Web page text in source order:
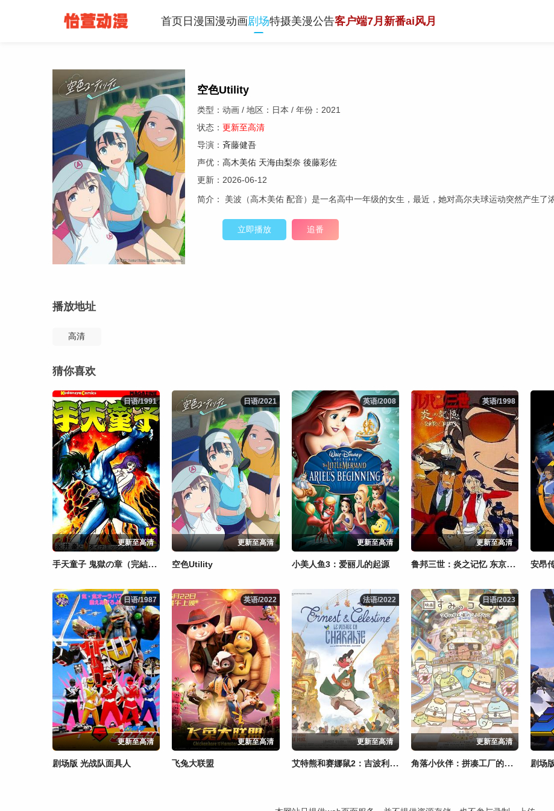
首页日漫 国漫动画剧场特摄美漫公告客户端7月新番ai风月
空色Utility
类型：动画 / 地区：日本 / 年份：2021
状态： 更新至高清
导演： 斉藤健吾
声优： 高木美佑 天海由梨奈 後藤彩佐
更新：2026-06-12
简介：
美波（高木美佑 配音）是一名高中一年级的女生，最近，她对高尔夫球运动突然产生了
立即播放 追番
播放地址
高清
猜你喜欢
日语/1991
日语/1991
更新至高清
手天童子 鬼獄の章（完結編）
日语/2021
日语/2021
更新至高清
空色Utility
英语/2008
英语/2008
更新至高清
小美人鱼3：爱丽儿的起源
英语/1998
英语/1998
更新至高清
鲁邦三世：炎之记忆 东京危机 安昂
日语/1987
日语/1987
更新至高清
剧场版 光战队面具人
英语/2022
英语/2022
更新至高清
飞兔大联盟
法语/2022
法语/2022
更新至高清
艾特熊和赛娜鼠2：吉波利塔之旅
日语/2023
日语/2023
更新至高清
角落小伙伴：拼凑工厂的不可思议之子 剧场